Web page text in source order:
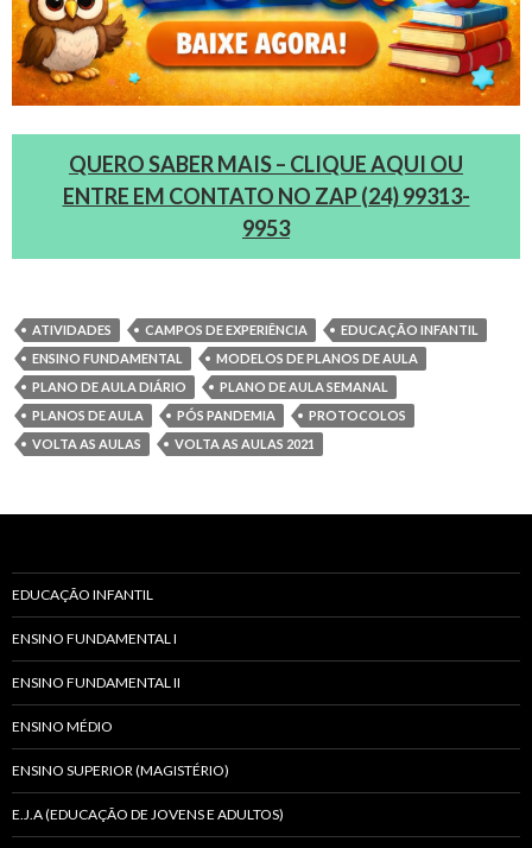
QUERO SABER MAIS – CLIQUE AQUI OU
ENTRE EM CONTATO NO ZAP (24) 99313-
9953
ATIVIDADES CAMPOS DE EXPERIÊNCIA
EDUCAÇÃO INFANTIL
ENSINO FUNDAMENTAL
MODELOS DE PLANOS DE AULA
PLANO DE AULA DIÁRIO
PLANO DE AULA SEMANAL
PLANOS DE AULA
PÓS PANDEMIA
PROTOCOLOS
VOLTA AS AULAS
VOLTA AS AULAS 2021
EDUCAÇÃO INFANTIL
ENSINO FUNDAMENTAL I
ENSINO FUNDAMENTAL II
ENSINO MÉDIO
ENSINO SUPERIOR (MAGISTÉRIO)
E.J.A (EDUCAÇÃO DE JOVENS E ADULTOS)